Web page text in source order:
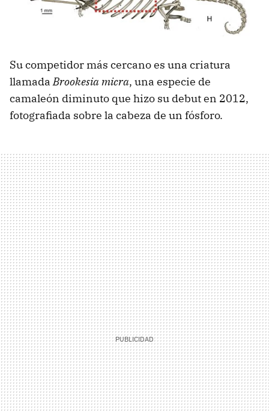
Su competidor más cercano es una criatura
llamadaBrookesia micra, una especie de
camaleón diminuto que hizo su debut en 2012,
fotografiada sobre la cabeza de un fósforo.